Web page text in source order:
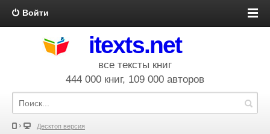
Войти
itexts.net
все тексты книг
444 000 книг, 109 000 авторов
Десктоп версия